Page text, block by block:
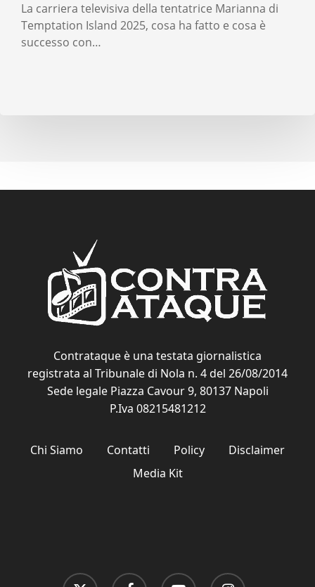
La carriera televisiva della tentatrice Marianna di
Temptation Island 2025, cosa ha fatto e cosa è
successo con…
Contrataque è una testata giornalistica
registrata al Tribunale di Nola n. 4 del 26/08/2014
Sede legale Piazza Cavour 9, 80137 Napoli
P.Iva 08215481212
Chi Siamo Contatti Policy
Disclaimer
Media Kit
x- facebook youtube instagram